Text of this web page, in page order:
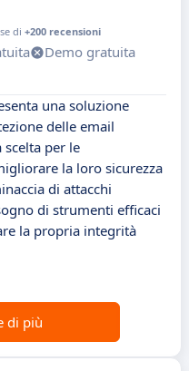
di +200 recensioni
Demo gratuita
una soluzione
delle email
per le
la loro sicurezza
di attacchi
di strumenti efficaci
la propria integrità
di più